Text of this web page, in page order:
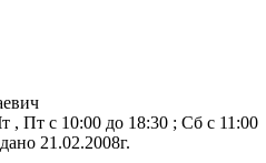
, Пт c 10:00 до 18:30 ; Сб c 11:00
21.02.2008г.